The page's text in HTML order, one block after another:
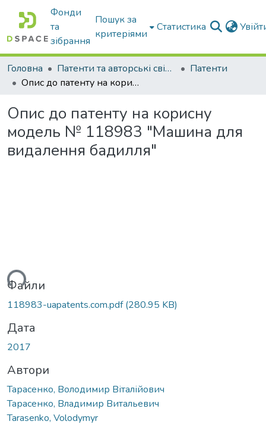
Фонди
та
зібрання
Пошук за
критеріями
Статистика
Головна Патенти та авторські свідоцтва
Патенти
Опис до патенту на корисну модель № 118983 "Машина для видалення бадилля"
Опис до патенту на корисну
модель № 118983 "Машина для
видалення бадилля"
Файли
118983-uapatents.com.pdf(280.95 KB)
Дата
2017
Автори
Тарасенко, Володимир Віталійович
Тарасенко, Владимир Витальевич
Tarasenko, Volodymyr